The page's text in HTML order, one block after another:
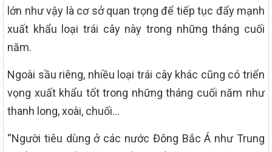
lớn như vậy là cơ sở quan trọng để tiếp tục đẩy mạnh
xuất khẩu loại trái cây này trong những tháng cuối
năm.
Ngoài sầu riêng, nhiều loại trái cây khác cũng có triển
vọng xuất khẩu tốt trong những tháng cuối năm như
thanh long, xoài, chuối…
“Người tiêu dùng ở các nước Đông Bắc Á như Trung